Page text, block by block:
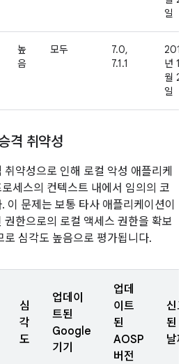
일
높
음
모두
7.0,
7.1.1
2016
년 11
월 21
일
격 취약성
약성으로 인해 로컬 악성 애플리케
세스의 컨텍스트 내에서 임의의 코
이 문제는 보통 타사 애플리케이션이
한으로의 로컬 액세스 권한을 확보
로 심각도 높음으로 평가됩니다.
심
각
도
업데이
트된
Google
기기
업데
이트
된
AOSP
버전
신고
된
날짜